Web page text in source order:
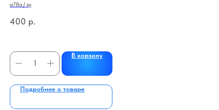
а78а / зу
400 р.
В корзину
Подробнее о товаре